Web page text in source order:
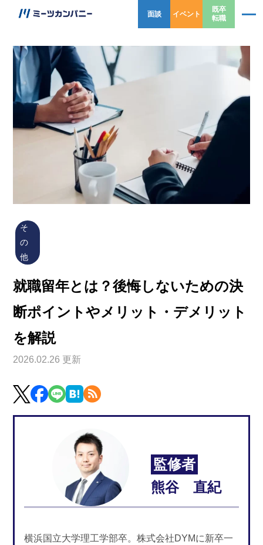
面談 イベント
既卒
転職
そ
の
他
就職留年とは？後悔しないための決
断ポイントやメリット・デメリット
を解説
2026.02.26 更新
監修者
熊谷 直紀
横浜国立大学理工学部卒。株式会社DYMに新卒一